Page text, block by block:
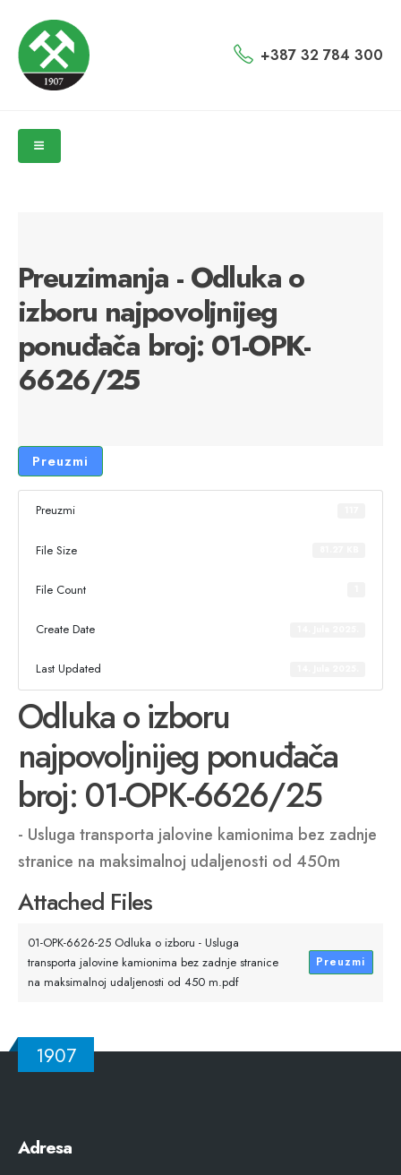
+387 32 784 300
Preuzimanja - Odluka o
izboru najpovoljnijeg
ponuđača broj: 01-OPK-
6626/25
Preuzmi
Preuzmi
File Size
File Count
Create Date
Last Updated
Odluka o izboru
najpovoljnijeg ponuđača
broj: 01-OPK-6626/25
- Usluga transporta jalovine kamionima bez zadnje
stranice na maksimalnoj udaljenosti od 450m
Attached Files
01-OPK-6626-25 Odluka o izboru - Usluga
transporta jalovine kamionima bez zadnje stranice
na maksimalnoj udaljenosti od 450 m.pdf
Preuzmi
1907
Adresa